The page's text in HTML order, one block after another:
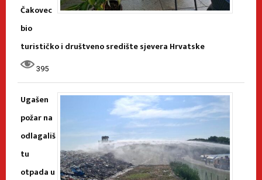
Čakovec
bio
turističko i društveno središte sjevera Hrvatske
395
Ugašen
požar na
odlagališ
tu
otpada u